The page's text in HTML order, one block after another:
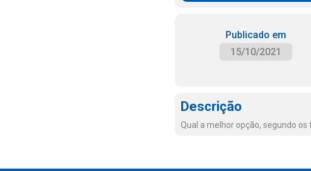
Publicado em
15/10/2021
Descrição
Qual a melhor opção, segundo